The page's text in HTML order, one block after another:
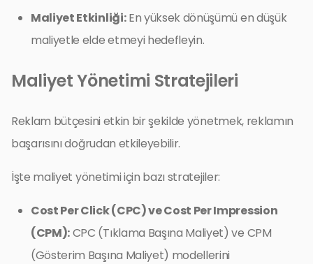
Maliyet Etkinliği:En yüksek dönüşümü en düşük
maliyetle elde etmeyi hedefleyin.
Maliyet Yönetimi Stratejileri
Reklam bütçesini etkin bir şekilde yönetmek, reklamın
başarısını doğrudan etkileyebilir.
İşte maliyet yönetimi için bazı stratejiler:
Cost Per Click (CPC) ve Cost Per Impression
(CPM):CPC (Tıklama Başına Maliyet) ve CPM
(Gösterim Başına Maliyet) modellerini